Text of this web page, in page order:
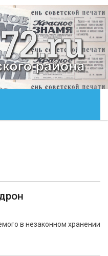
в незаконном хранении